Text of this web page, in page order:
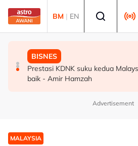
Skip to main content
BM | EN
MALAYSIA
Gulf Air buka tempahan
menjelang F1
MALAYSIA
Culas dalam pengurusan projek
kerugian wang pembayar cukai -
BISNES
Prestasi KDNK suku kedua
baik - Amir Hamzah
Advertisement
MALAYSIA